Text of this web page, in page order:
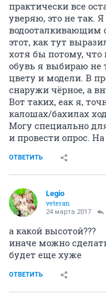
практически все
уверяю, это не так.
водооталкивающим
этот, как тут
хотя бы потому, что
обувь я выбираю не
цвету и модели. В
снаружи чёрное, а
Вот таких, еак я,
калошах/бахилах
Могу специально
и провести опрос.
ОТВЕТИТЬ
Legio
veteran
24 марта 2017
а какой высотой???
иначе можно
будет еще хуже
ОТВЕТИТЬ